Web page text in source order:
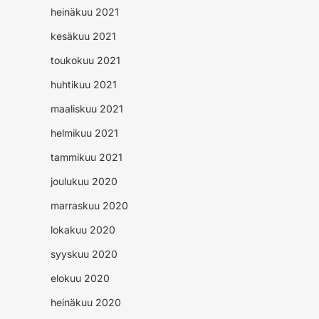
heinäkuu 2021
kesäkuu 2021
toukokuu 2021
huhtikuu 2021
maaliskuu 2021
helmikuu 2021
tammikuu 2021
joulukuu 2020
marraskuu 2020
lokakuu 2020
syyskuu 2020
elokuu 2020
heinäkuu 2020